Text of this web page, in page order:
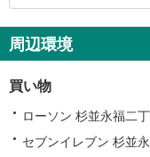
周辺環境
買い物
ローソン 杉並永福二
セブンイレブン 杉並